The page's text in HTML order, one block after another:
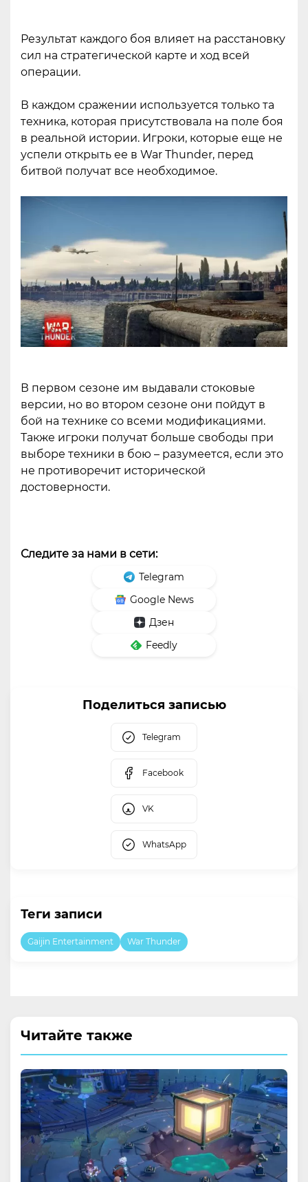
Результат каждого боя влияет на расстановку
сил на стратегической карте и ход всей
операции.
В каждом сражении используется только та
техника, которая присутствовала на поле боя
в реальной истории. Игроки, которые еще не
успели открыть ее в War Thunder, перед
битвой получат все необходимое.
В первом сезоне им выдавали стоковые
версии, но во втором сезоне они пойдут в
бой на технике со всеми модификациями.
Также игроки получат больше свободы при
выборе техники в бою – разумеется, если это
не противоречит исторической
достоверности.
Следите за нами в сети:
Telegram
Google News
Дзен
Feedly
Поделиться записью
Telegram
Facebook
VK
WhatsApp
Теги записи
Gaijin Entertainment War Thunder
Читайте также